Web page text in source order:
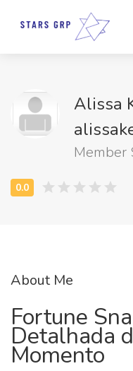
Alissa
Member
About Me
Fortune
Detalhada
Momento